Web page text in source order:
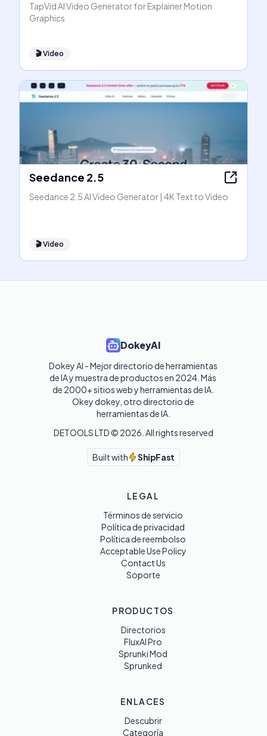
TapVid AI Video Generator for Explainer Motion
Graphics
🎬Video
Seedance 2.5
Seedance 2.5 AI Video Generator | 4K Text to Video
🎬Video
DokeyAI
Dokey AI - Mejor directorio de herramientas
de IA y muestra de productos en 2024. Más
de 2000+ sitios web y herramientas de IA.
Okey dokey, otro directorio de
herramientas de IA.
DETOOLS LTD © 2026 . All rights reserved
Built with ShipFast
LEGAL
Términos de servicio
Política de privacidad
Política de reembolso
Acceptable Use Policy
Contact Us
Soporte
PRODUCTOS
Directorios
FluxAI Pro
Sprunki Mod
Sprunked
ENLACES
Descubrir
Categoría